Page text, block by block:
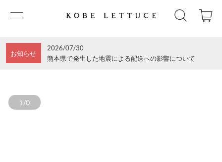
お知らせ
2026/07/30
熊本県で発生した地震による配送への影響について
1/0